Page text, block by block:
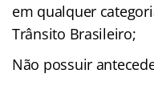
em qualquer
Trânsito Brasileiro;
Não possuir